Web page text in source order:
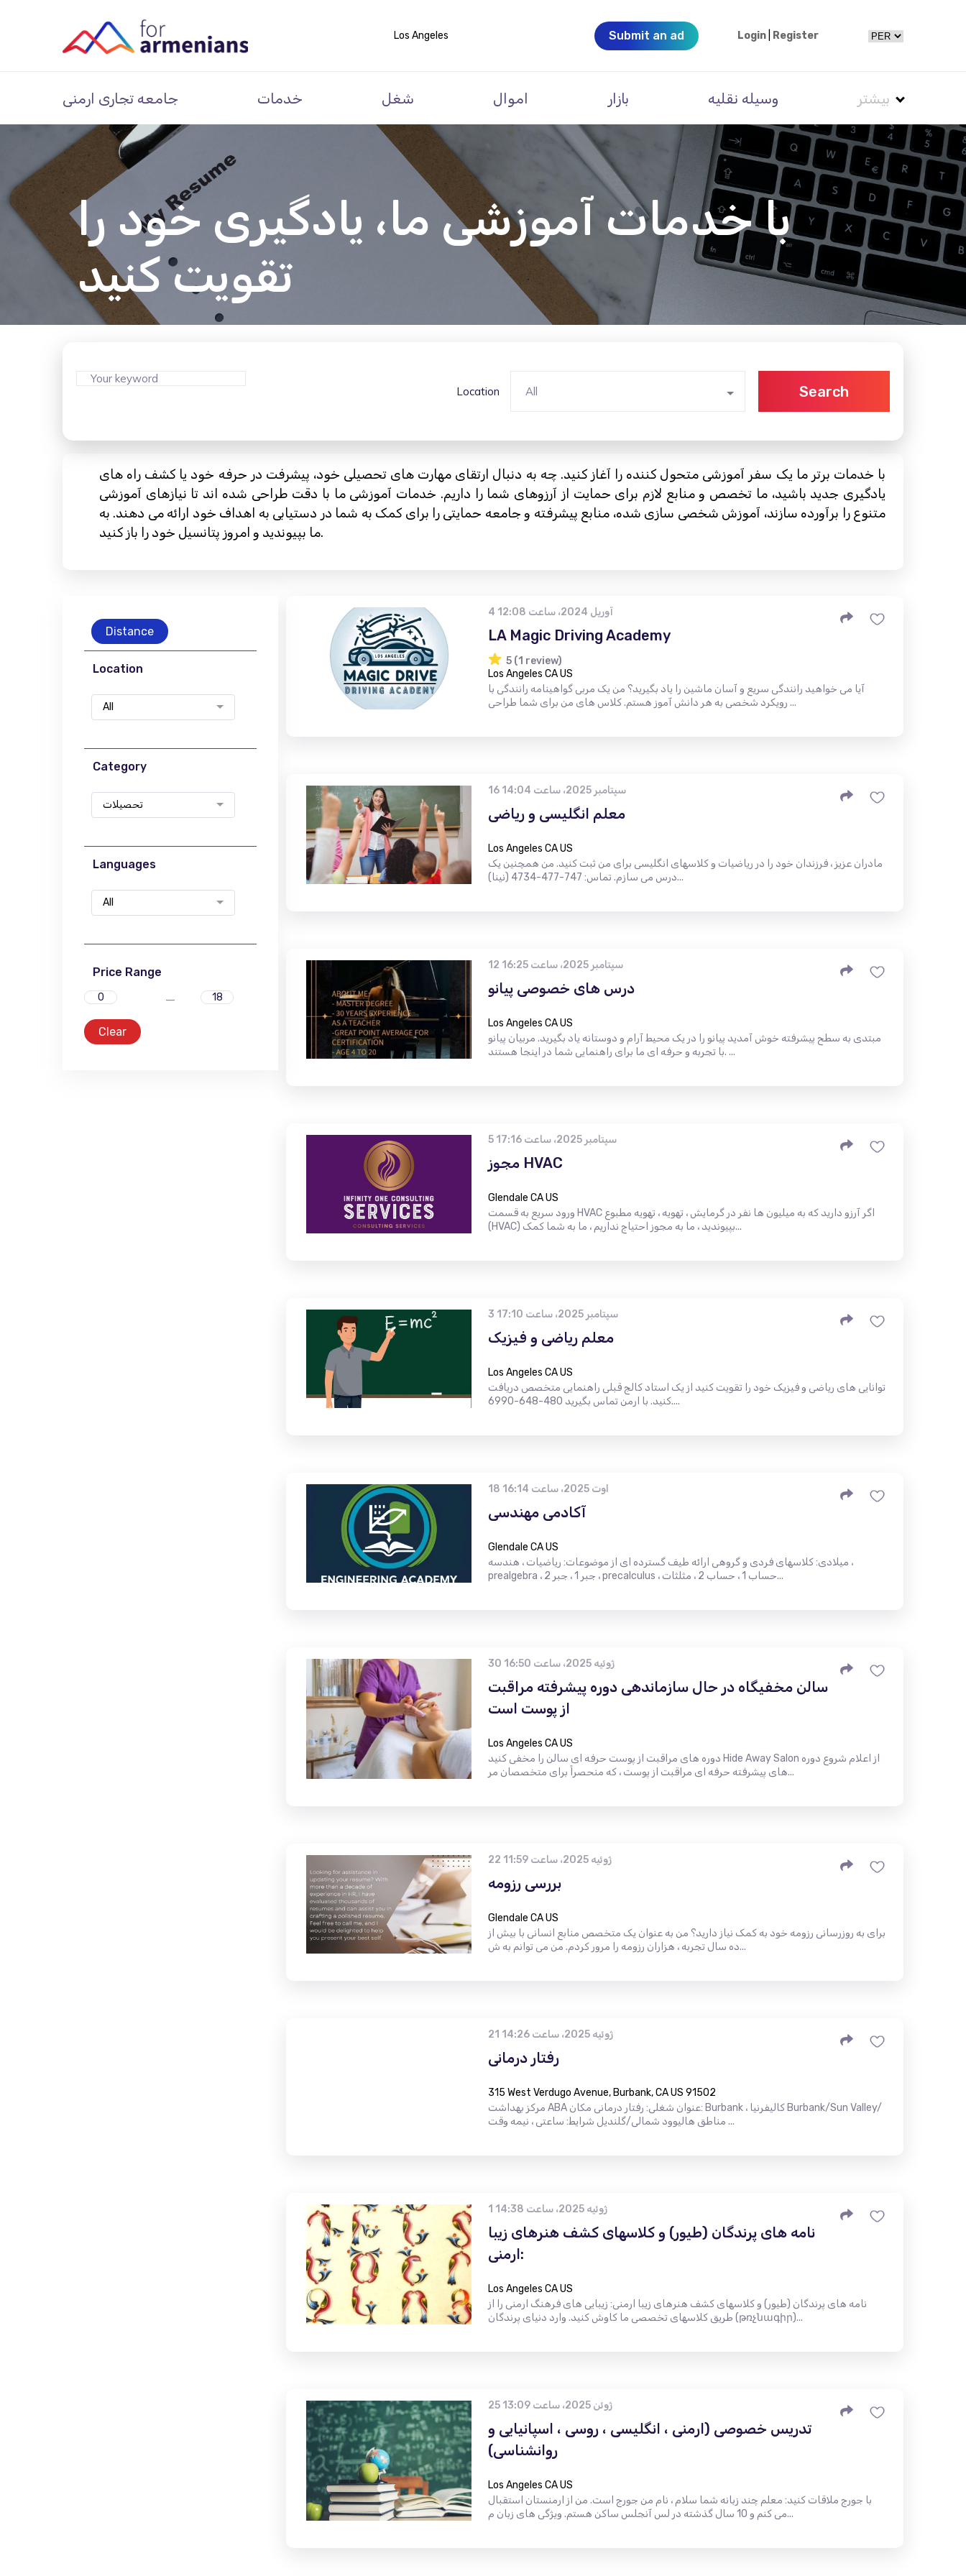
Los Angeles Submit an ad Login Register
جامعه تجاری ارمنی خدمات شغل اموال بازار وسیله نقلیه بیشتر
با خدمات آموزشی ما، یادگیری خود را
تقویت کنید
Location All Search
با خدمات برتر ما یک سفر آموزشی متحول کننده را آغاز کنید. چه به دنبال ارتقای مهارت های تحصیلی خود، پیشرفت در حرفه خود یا کشف راه های
یادگیری جدید باشید، ما تخصص و منابع لازم برای حمایت از آرزوهای شما را داریم. خدمات آموزشی ما با دقت طراحی شده اند تا نیازهای آموزشی
متنوع را برآورده سازند، آموزش شخصی سازی شده، منابع پیشرفته و جامعه حمایتی را برای کمک به شما در دستیابی به اهداف خود ارائه می دهند. به
ما بپیوندید و امروز پتانسیل خود را باز کنید.
Distance
Location
All
Category
تحصیلات
Languages
All
Price Range
Clear
4 آوریل 2024، ساعت 12:08
LA Magic Driving Academy
5 (1 review)
Los Angeles CA US
آیا می خواهید رانندگی سریع و آسان ماشین را یاد بگیرید؟ من یک مربی گواهینامه رانندگی با
رویکرد شخصی به هر دانش آموز هستم. کلاس های من برای شما طراحی ...
16 سپتامبر 2025، ساعت 14:04
معلم انگلیسی و ریاضی
Los Angeles CA US
مادران عزیز ، فرزندان خود را در ریاضیات و کلاسهای انگلیسی برای من ثبت کنید. من همچنین یک
درس می سازم. تماس: 747-477-4734 (نینا)...
12 سپتامبر 2025، ساعت 16:25
درس های خصوصی پیانو
Los Angeles CA US
مبتدی به سطح پیشرفته خوش آمدید پیانو را در یک محیط آرام و دوستانه یاد بگیرید. مربیان پیانو
با تجربه و حرفه ای ما برای راهنمایی شما در اینجا هستند. ...
5 سپتامبر 2025، ساعت 17:16
مجوز HVAC
Glendale CA US
ورود سریع به قسمت HVAC اگر آرزو دارید که به میلیون ها نفر در گرمایش ، تهویه ، تهویه مطبوع
(HVAC) بپیوندید ، ما به مجوز احتیاج نداریم ، ما به شما کمک...
3 سپتامبر 2025، ساعت 17:10
معلم ریاضی و فیزیک
Los Angeles CA US
توانایی های ریاضی و فیزیک خود را تقویت کنید از یک استاد کالج قبلی راهنمایی متخصص دریافت
کنید. با ارمن تماس بگیرید 480-648-6990....
18 اوت 2025، ساعت 16:14
آکادمی مهندسی
Glendale CA US
میلادی: کلاسهای فردی و گروهی ارائه طیف گسترده ای از موضوعات: ریاضیات ، هندسه ،
prealgebra ، جبر 1 ، جبر 2 ، precalculus ، حساب 1 ، حساب 2 ، مثلثات...
30 ژوئیه 2025، ساعت 16:50
سالن مخفیگاه در حال سازماندهی دوره پیشرفته مراقبت
از پوست است
Los Angeles CA US
دوره های مراقبت از پوست حرفه ای سالن را مخفی کنید Hide Away Salon از اعلام شروع دوره
های پیشرفته حرفه ای مراقبت از پوست ، که منحصراً برای متخصصان مر...
22 ژوئیه 2025، ساعت 11:59
بررسی رزومه
Glendale CA US
برای به روزرسانی رزومه خود به کمک نیاز دارید؟ من به عنوان یک متخصص منابع انسانی با بیش از
ده سال تجربه ، هزاران رزومه را مرور کردم. من می توانم به ش...
21 ژوئیه 2025، ساعت 14:26
رفتار درمانی
315 West Verdugo Avenue, Burbank, CA US 91502
مرکز بهداشت ABA عنوان شغلی: رفتار درمانی مکان: Burbank ، کالیفرنیا Burbank/Sun Valley/
مناطق هالیوود شمالی/گلندیل شرایط: ساعتی ، نیمه وقت ...
1 ژوئیه 2025، ساعت 14:38
نامه های پرندگان (طیور) و کلاسهای کشف هنرهای زیبا
ارمنی:
Los Angeles CA US
نامه های پرندگان (طیور) و کلاسهای کشف هنرهای زیبا ارمنی: زیبایی های فرهنگ ارمنی را از
طریق کلاسهای تخصصی ما کاوش کنید. وارد دنیای پرندگان (թռչնագիր)...
25 ژوئن 2025، ساعت 13:09
تدریس خصوصی (ارمنی ، انگلیسی ، روسی ، اسپانیایی و
روانشناسی)
Los Angeles CA US
با جورج ملاقات کنید: معلم چند زبانه شما سلام ، نام من جورج است. من از ارمنستان استقبال
می کنم و 10 سال گذشته در لس آنجلس ساکن هستم. ویژگی های زبان م...